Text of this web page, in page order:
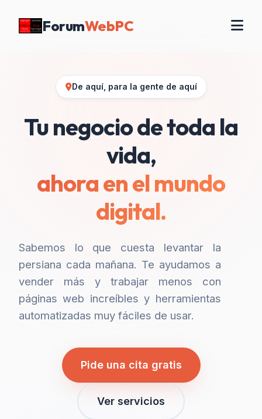
ForumWebPC
De aquí, para la gente de aquí
Tu negocio de toda la
vida,
ahora en el mundo
digital.
Sabemos lo que cuesta levantar la
persiana cada mañana. Te ayudamos a
vender más y trabajar menos con
páginas web increíbles y herramientas
automatizadas muy fáciles de usar.
Pide una cita gratis
Ver servicios